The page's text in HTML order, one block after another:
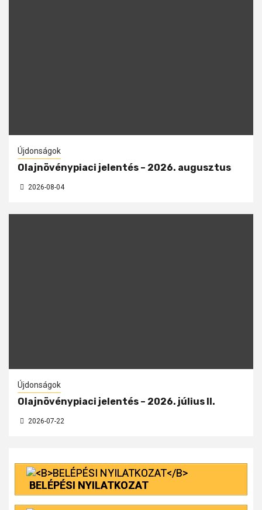
Újdonságok
Olajnövénypiaci jelentés – 2026. augusztus
2026-08-04
Újdonságok
Olajnövénypiaci jelentés – 2026. július II.
2026-07-22
BELÉPÉSI NYILATKOZAT